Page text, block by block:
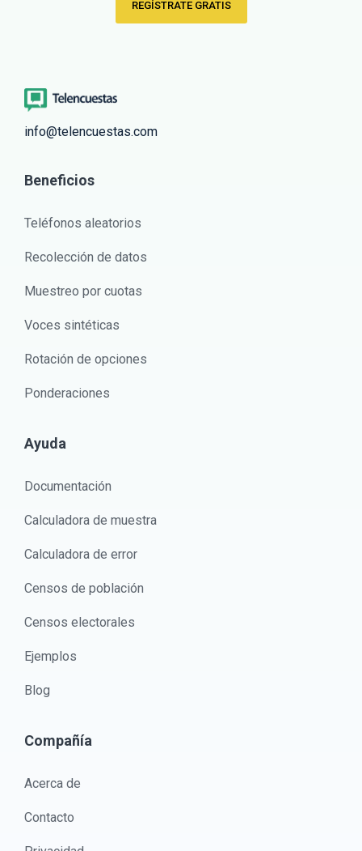
REGÍSTRATE GRATIS
info@telencuestas.com
Beneficios
Teléfonos aleatorios
Recolección de datos
Muestreo por cuotas
Voces sintéticas
Rotación de opciones
Ponderaciones
Ayuda
Documentación
Calculadora de muestra
Calculadora de error
Censos de población
Censos electorales
Ejemplos
Blog
Compañía
Acerca de
Contacto